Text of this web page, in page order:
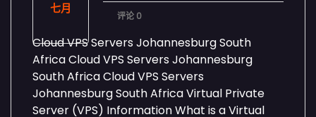
七月
评论 0
Cloud VPS Servers Johannesburg South
Africa Cloud VPS Servers Johannesburg
South Africa Cloud VPS Servers
Johannesburg South Africa Virtual Private
Server (VPS) Information What is a Virtual